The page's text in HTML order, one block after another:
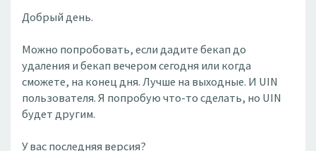
Добрый день.
Можно попробовать, если дадите бекап до
удаления и бекап вечером сегодня или когда
сможете, на конец дня. Лучше на выходные. И UIN
пользователя. Я попробую что-то сделать, но UIN
будет другим.
У вас последняя версия?